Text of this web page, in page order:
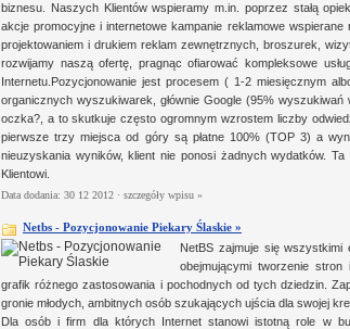
biznesu. Naszych Klientów wspieramy m.in. poprzez stałą
akcje promocyjne i internetowe kampanie reklamowe
projektowaniem i drukiem reklam zewnętrznych, broszurek,
rozwijamy naszą ofertę, pragnąc ofiarować kompleksowe
Internetu.Pozycjonowanie jest procesem ( 1-2 miesięcznym
organicznych wyszukiwarek, głównie Google (95%
oczka?, a to skutkuje często ogromnym wzrostem liczby
pierwsze trzy miejsca od góry są płatne 100% (TOP 3) a
nieuzyskania wyników, klient nie ponosi żadnych wydatków.
Klientowi.
Data dodania: 30 12 2012 · szczegóły wpisu »
Netbs - Pozycjonowanie Piekary Ślaskie »
NetBS zajmuje się wszystkimi
obejmującymi tworzenie stron
grafik różnego zastosowania i pochodnych od tych dziedzin.
gronie młodych, ambitnych osób szukających ujścia dla swojej
Dla osób i firm dla których Internet stanowi istotną role w